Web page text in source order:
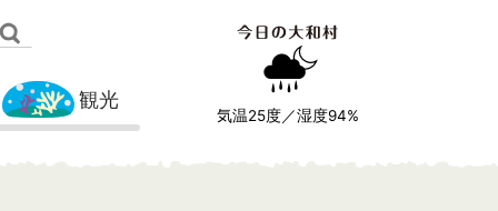
観光
気温25度／湿度94%